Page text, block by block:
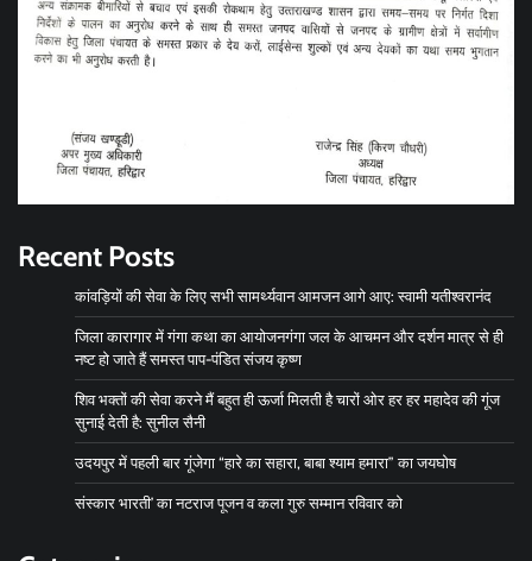
Recent Posts
कांवड़ियों की सेवा के लिए सभी सामर्थ्यवान आमजन आगे आए: स्वामी यतीश्वरानंद
जिला कारागार में गंगा कथा का आयोजनगंगा जल के आचमन और दर्शन मात्र से ही
नष्ट हो जाते हैं समस्त पाप-पंडित संजय कृष्ण
शिव भक्तों की सेवा करने मैं बहुत ही ऊर्जा मिलती है चारों ओर हर हर महादेव की गूंज
सुनाई देती है: सुनील सैनी
उदयपुर में पहली बार गूंजेगा “हारे का सहारा, बाबा श्याम हमारा” का जयघोष
संस्कार भारती’ का नटराज पूजन व कला गुरु सम्मान रविवार को